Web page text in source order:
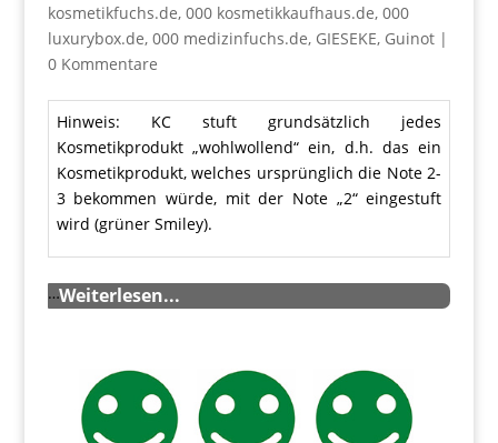
kosmetikfuchs.de, 000 kosmetikkaufhaus.de, 000
luxurybox.de, 000 medizinfuchs.de, GIESEKE, Guinot|
0 Kommentare
Hinweis: KC stuft grundsätzlich jedes
Kosmetikprodukt „wohlwollend“ ein, d.h. das ein
Kosmetikprodukt, welches ursprünglich die Note 2-
3 bekommen würde, mit der Note „2“ eingestuft
wird (grüner Smiley).
…Weiterlesen...